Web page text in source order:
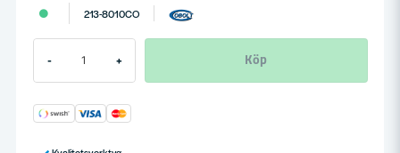
213-8010CO
- + Köp